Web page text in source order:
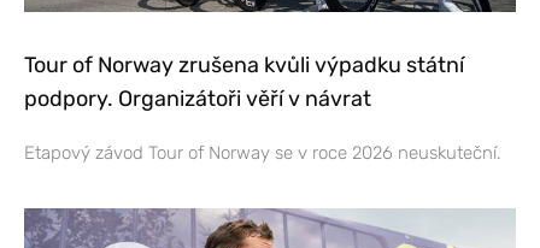
Tour of Norway zrušena kvůli výpadku státní
podpory. Organizátoři věří v návrat
Etapový závod Tour of Norway se v roce 2026 neuskuteční.